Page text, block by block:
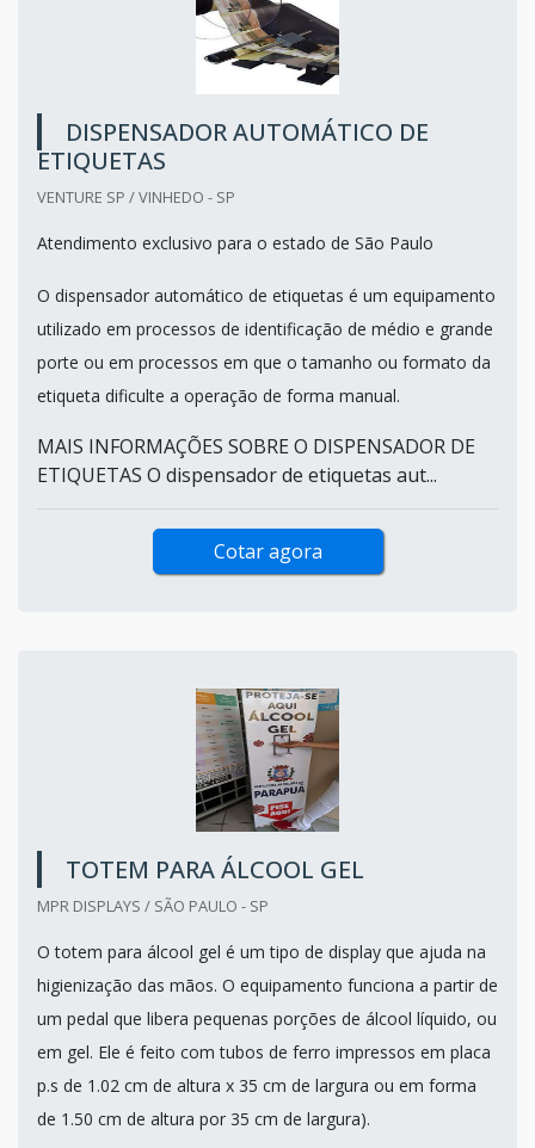
DISPENSADOR AUTOMÁTICO DE
ETIQUETAS
VENTURE SP / VINHEDO - SP
Atendimento exclusivo para o estado de São Paulo
O dispensador automático de etiquetas é um equipamento
utilizado em processos de identificação de médio e grande
porte ou em processos em que o tamanho ou formato da
etiqueta dificulte a operação de forma manual.
MAIS INFORMAÇÕES SOBRE O DISPENSADOR DE
ETIQUETAS O dispensador de etiquetas aut...
Cotar agora
TOTEM PARA ÁLCOOL GEL
MPR DISPLAYS / SÃO PAULO - SP
O totem para álcool gel é um tipo de display que ajuda na
higienização das mãos. O equipamento funciona a partir de
um pedal que libera pequenas porções de álcool líquido, ou
em gel. Ele é feito com tubos de ferro impressos em placa
p.s de 1.02 cm de altura x 35 cm de largura ou em forma
de 1.50 cm de altura por 35 cm de largura).